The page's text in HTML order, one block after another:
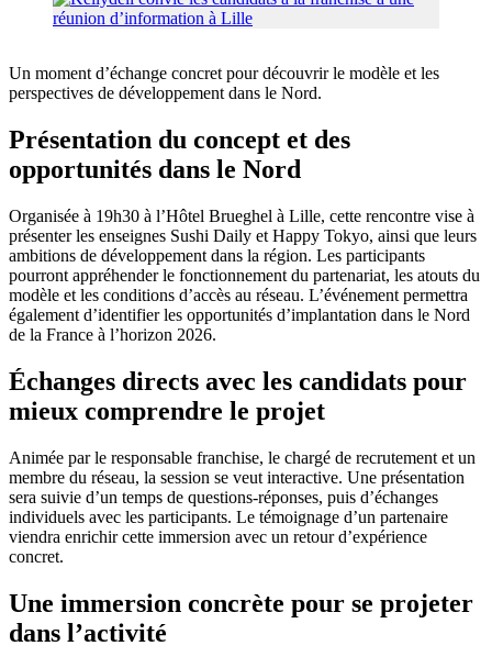
Un moment d’échange concret pour découvrir le modèle et les
perspectives de développement dans le Nord.
Présentation du concept et des
opportunités dans le Nord
Organisée à 19h30 à l’Hôtel Brueghel à Lille, cette rencontre vise à
présenter les enseignes Sushi Daily et Happy Tokyo, ainsi que leurs
ambitions de développement dans la région. Les participants
pourront appréhender le fonctionnement du partenariat, les atouts du
modèle et les conditions d’accès au réseau. L’événement permettra
également d’identifier les opportunités d’implantation dans le Nord
de la France à l’horizon 2026.
Échanges directs avec les candidats pour
mieux comprendre le projet
Animée par le responsable franchise, le chargé de recrutement et un
membre du réseau, la session se veut interactive. Une présentation
sera suivie d’un temps de questions-réponses, puis d’échanges
individuels avec les participants. Le témoignage d’un partenaire
viendra enrichir cette immersion avec un retour d’expérience
concret.
Une immersion concrète pour se projeter
dans l’activité